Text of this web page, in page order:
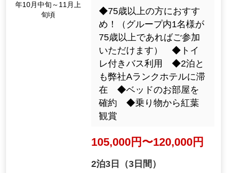
年10月中旬～11月上
旬頃
◆75歳以上の方におすす
め！（グループ内1名様が
75歳以上であればご参加
いただけます） ◆トイ
レ付きバス利用 ◆2泊と
も弊社Aランクホテルに滞
在 ◆ベッドのお部屋を
確約 ◆乗り物から紅葉
観賞
105,000円〜120,000円
2泊3日（3日間）